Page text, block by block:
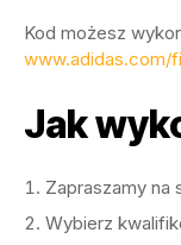
Kod możesz
www.adidas.com/
Jak
Zapraszamy na
Wybierz